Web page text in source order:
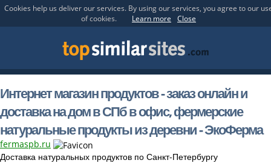
Cookies help us deliver our services. By using our services, you agree to our
of cookies.
Learn more Close
Интернет магазин продуктов - заказ онлайн и
доставка на дом в СПб в офис, фермерские
натуральные продукты из деревни - ЭкоФерма
fermaspb.ru
Доставка натуральных продуктов по Санкт-Петербургу